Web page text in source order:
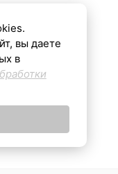
с помощью ИИ
вы даете
в